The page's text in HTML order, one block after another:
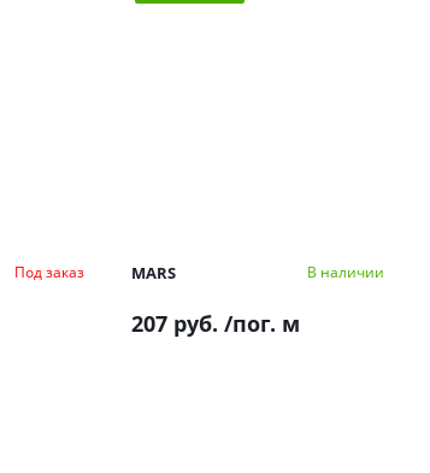
Под заказ MARS В наличии
207 руб. /пог. м